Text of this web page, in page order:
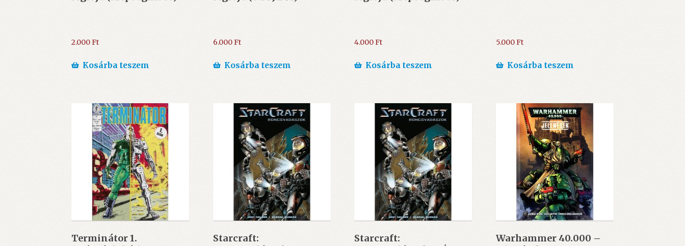
2.000Ft
Kosárba teszem
6.000Ft
Kosárba teszem
4.000Ft
Kosárba teszem
5.000Ft
Kosárba teszem
Terminátor 1.
Starcraft:
Starcraft:
Warhammer 40.000 –